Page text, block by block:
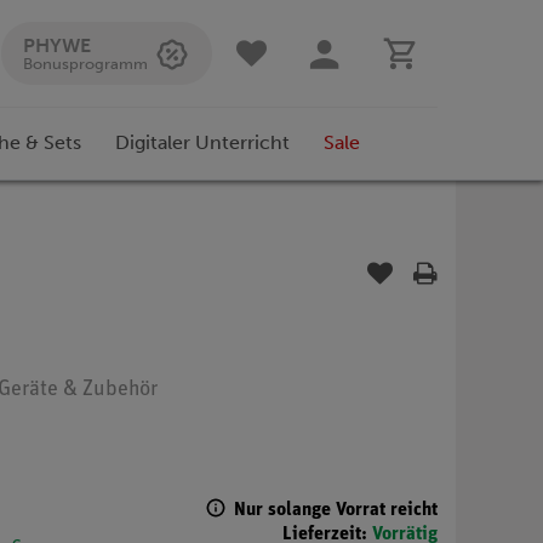
PHYWE
Bonusprogramm
& Sets Digitaler Unterricht Sale
& Zubehör
Nur solange Vorrat reicht
Lieferzeit: Vorrätig